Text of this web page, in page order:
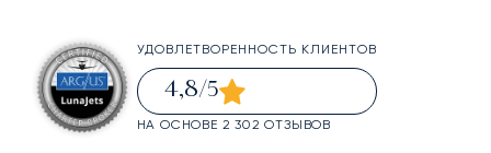
УДОВЛЕТВОРЕННОСТЬ КЛИЕНТОВ
4,8/5
НА ОСНОВЕ 2 302 ОТЗЫВОВ